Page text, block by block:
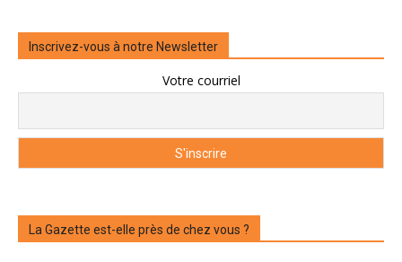
Inscrivez-vous à notre Newsletter
Votre courriel
La Gazette est-elle près de chez vous ?